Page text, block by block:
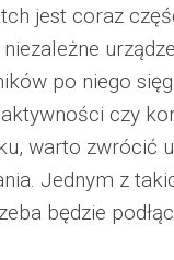
jest coraz
po niego
czy
warto zwrócić
Jednym z
będzie